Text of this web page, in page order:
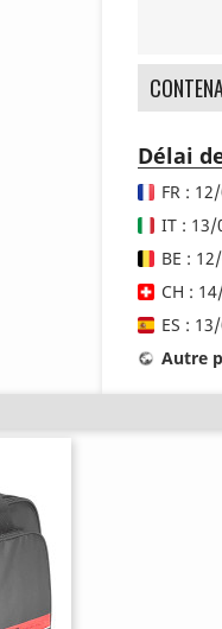
Délai
FR :
IT : 13/
BE :
CH :
ES :
Autre